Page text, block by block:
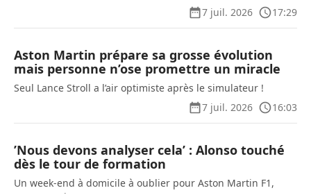
7 juil. 2026
17:29
Aston Martin prépare sa grosse évolution
mais personne n’ose promettre un miracle
Seul Lance Stroll a l’air optimiste après le simulateur !
7 juil. 2026
16:03
’Nous devons analyser cela’ : Alonso touché
dès le tour de formation
Un week-end à domicile à oublier pour Aston Martin F1,